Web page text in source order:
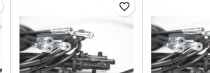
favorite_border